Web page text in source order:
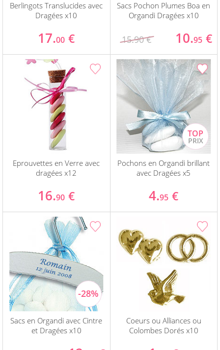
Berlingots Translucides avec
Dragées x10
17.00 €
Sacs Pochon Plumes Boa en
Organdi Dragées x10
15.90 € 10.95 €
Eprouvettes en Verre avec
dragées x12
16.90 €
Pochons en Organdi brillant
avec Dragées x5
4.95 €
Sacs en Organdi avec Cintre
et Dragées x10
Coeurs ou Alliances ou
Colombes Dorés x10